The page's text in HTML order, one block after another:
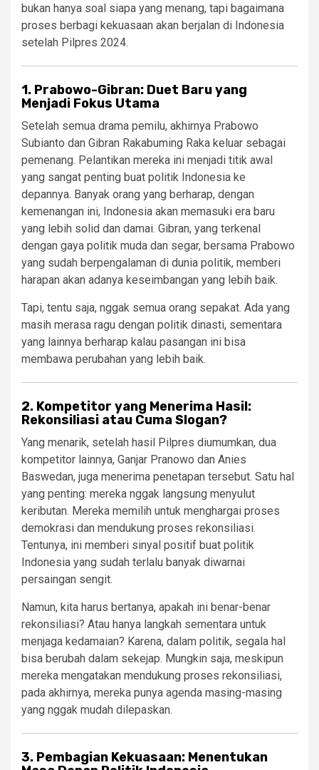
bukan hanya soal siapa yang menang, tapi bagaimana
proses berbagi kekuasaan akan berjalan di Indonesia
setelah Pilpres 2024.
1. Prabowo-Gibran: Duet Baru yang
Menjadi Fokus Utama
Setelah semua drama pemilu, akhirnya Prabowo
Subianto dan Gibran Rakabuming Raka keluar sebagai
pemenang. Pelantikan mereka ini menjadi titik awal
yang sangat penting buat politik Indonesia ke
depannya. Banyak orang yang berharap, dengan
kemenangan ini, Indonesia akan memasuki era baru
yang lebih solid dan damai. Gibran, yang terkenal
dengan gaya politik muda dan segar, bersama Prabowo
yang sudah berpengalaman di dunia politik, memberi
harapan akan adanya keseimbangan yang lebih baik.
Tapi, tentu saja, nggak semua orang sepakat. Ada yang
masih merasa ragu dengan politik dinasti, sementara
yang lainnya berharap kalau pasangan ini bisa
membawa perubahan yang lebih baik.
2. Kompetitor yang Menerima Hasil:
Rekonsiliasi atau Cuma Slogan?
Yang menarik, setelah hasil Pilpres diumumkan, dua
kompetitor lainnya, Ganjar Pranowo dan Anies
Baswedan, juga menerima penetapan tersebut. Satu hal
yang penting: mereka nggak langsung menyulut
keributan. Mereka memilih untuk menghargai proses
demokrasi dan mendukung proses rekonsiliasi.
Tentunya, ini memberi sinyal positif buat politik
Indonesia yang sudah terlalu banyak diwarnai
persaingan sengit.
Namun, kita harus bertanya, apakah ini benar-benar
rekonsiliasi? Atau hanya langkah sementara untuk
menjaga kedamaian? Karena, dalam politik, segala hal
bisa berubah dalam sekejap. Mungkin saja, meskipun
mereka mengatakan mendukung proses rekonsiliasi,
pada akhirnya, mereka punya agenda masing-masing
yang nggak mudah dilepaskan.
3. Pembagian Kekuasaan: Menentukan